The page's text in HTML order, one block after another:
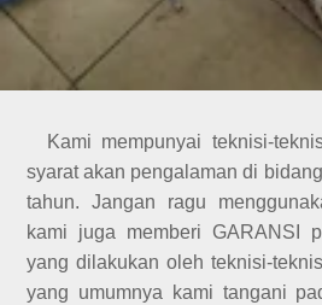
Kami mempunyai teknisi-
syarat akan pengalaman di
tahun. Jangan ragu
kami juga memberi GARANSI
yang dilakukan oleh teknisi-
yang umumnya kami tangani